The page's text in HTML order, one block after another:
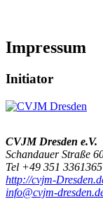
Impressum
Initiator
CVJM Dresden e.V.
Schandauer Straße
Tel +49 351
http://cvjm-
info@cvjm-